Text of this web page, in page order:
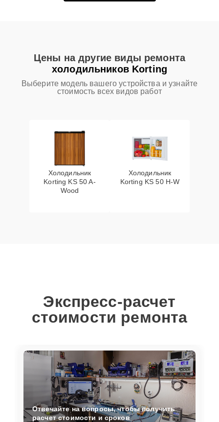
Цены на другие виды ремонта
холодильников Korting
Выберите модель вашего устройства и узнайте
стоимость всех видов работ
Холодильник
Korting KS 50 A-
Wood
Холодильник
Korting KS 50 H-W
Экспресс-расчет
стоимости ремонта
Отвечайте на вопросы, чтобы получить
расчет стоимости и сроков